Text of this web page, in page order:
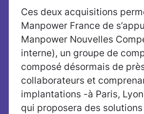
Ces deux acquisitions
Manpower France de
Manpower Nouvelles
interne), un groupe de
composé désormais de
collaborateurs et
implantations -à Paris,
qui proposera des solutions